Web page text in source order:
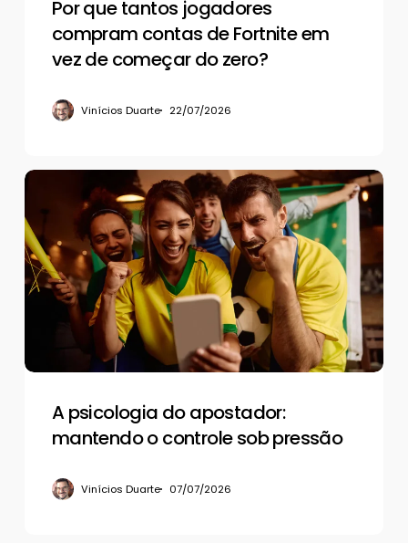
começar
Por que tantos jogadores
compram contas de Fortnite em
vez de começar do zero?
Vinícios Duarte 22/07/2026
A
psicologia
do
apostador:
mantendo
o
controle
pressão
A psicologia do apostador:
mantendo o controle sob pressão
Vinícios Duarte 07/07/2026